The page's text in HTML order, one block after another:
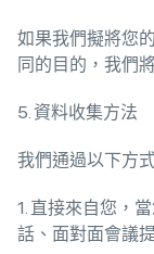
如果我們擬將您
同的目的，我們
5. 資料收集方法
我們通過以下方
1. 直接來自您，
話、面對面會議